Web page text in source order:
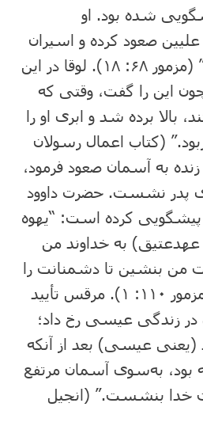
شده بود. او
صعود کرده و اسیران
را به اسیری برده‌ای.” (مزمور ۶۸: ‏۱۸). لوقا در این
این را گفت، وقتی که
بالا برده شد و ابری او را
(کتاب اعمال رسولان
به آسمان صعود فرمود،
پدر نشست. حضرت داوود
کرده است: “یهوه
به خداوند من
بنشین تا دشمنانت را
پای‌انداز تو سازم.” (مزمور ۱۱۰: ‏۱). مرقس تأیید
در زندگی عیسی رخ داد؛
(یعنی عیسی) بعد از آنکه
به‌سوی آسمان مرتفع
بنشست.” (انجیل